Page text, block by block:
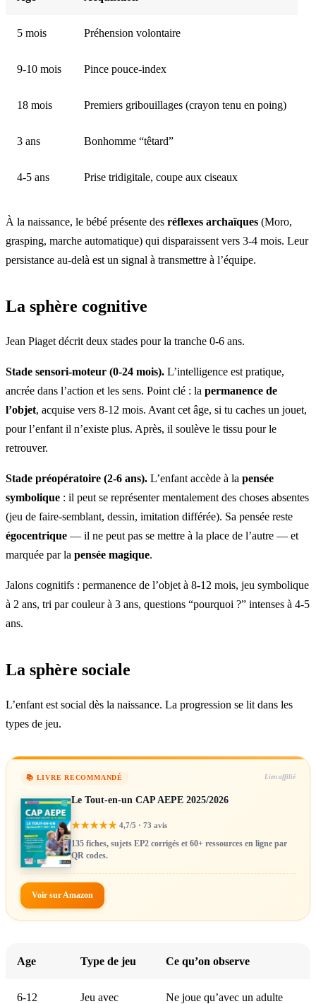
5 mois Préhension volontaire
9-10 mois Pince pouce-index
18 mois Premiers gribouillages (crayon tenu en poing)
3 ans Bonhomme “têtard”
4-5 ans Prise tridigitale, coupe aux ciseaux
À la naissance, le bébé présente des réflexes archaïques (Moro,
grasping, marche automatique) qui disparaissent vers 3-4 mois. Leur
persistance au-delà est un signal à transmettre à l’équipe.
La sphère cognitive
Jean Piaget décrit deux stades pour la tranche 0-6 ans.
Stade sensori-moteur (0-24 mois). L’intelligence est pratique,
ancrée dans l’action et les sens. Point clé : la permanence de
l’objet, acquise vers 8-12 mois. Avant cet âge, si tu caches un jouet,
pour l’enfant il n’existe plus. Après, il soulève le tissu pour le
retrouver.
Stade préopératoire (2-6 ans). L’enfant accède à la pensée
symbolique : il peut se représenter mentalement des choses absentes
(jeu de faire-semblant, dessin, imitation différée). Sa pensée reste
égocentrique — il ne peut pas se mettre à la place de l’autre — et
marquée par la pensée magique.
Jalons cognitifs : permanence de l’objet à 8-12 mois, jeu symbolique
à 2 ans, tri par couleur à 3 ans, questions “pourquoi ?” intenses à 4-5
ans.
La sphère sociale
L’enfant est social dès la naissance. La progression se lit dans les
types de jeu.
📚 LIVRE RECOMMANDÉ Lien affilié
Le Tout-en-un CAP AEPE 2025/2026
★★★★★ 4,7/5 · 73 avis
135 fiches, sujets EP2 corrigés et 60+ ressources en ligne par
QR codes.
Voir sur Amazon
Age Type de jeu Ce qu’on observe
6-12
Jeu avec
Ne joue qu’avec un adulte